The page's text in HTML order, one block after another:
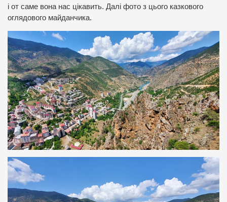
і от саме вона нас цікавить. Далі фото з цього казкового
оглядового майданчика.